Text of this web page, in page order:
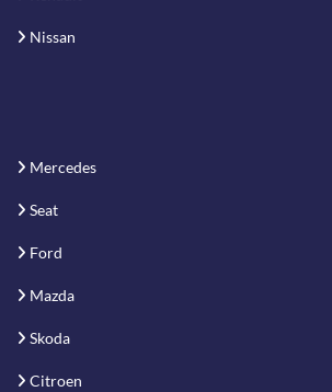
Nissan
Mercedes
Seat
Ford
Mazda
Skoda
Citroen